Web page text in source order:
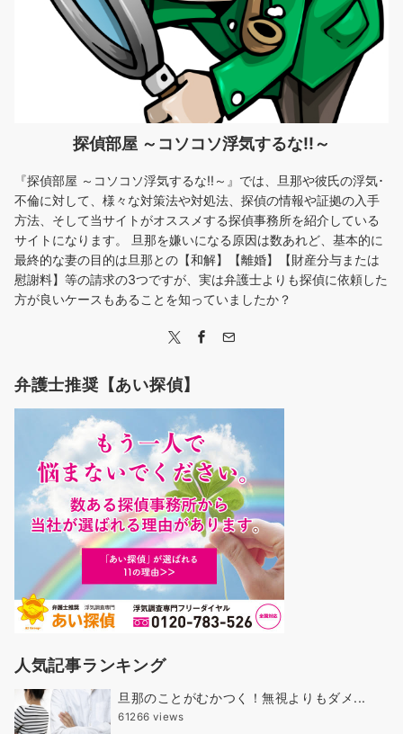
探偵部屋 ～コソコソ浮気するな!!～
『探偵部屋 ～コソコソ浮気するな!!～』では、旦那や彼氏の浮気･
不倫に対して、様々な対策法や対処法、探偵の情報や証拠の入手
方法、そして当サイトがオススメする探偵事務所を紹介している
サイトになります。 旦那を嫌いになる原因は数あれど、基本的に
最終的な妻の目的は旦那との【和解】【離婚】【財産分与または
慰謝料】等の請求の3つですが、実は弁護士よりも探偵に依頼した
方が良いケースもあることを知っていましたか？
弁護士推奨【あい探偵】
人気記事ランキング
旦那のことがむかつく！無視よりもダメ...
61266 views